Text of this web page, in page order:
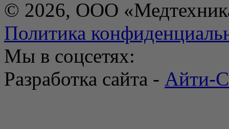
© 2026, ООО
Политика
Мы в соцсетях:
Разработка сайта - Айти-